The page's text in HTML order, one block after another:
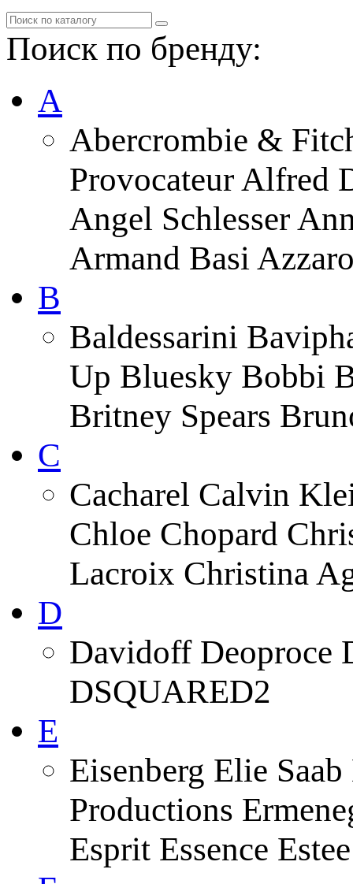
Поиск по бренду:
A
Abercrombie &
Provocateur Alfred
Angel Schlesser
Armand Basi
B
Baldessarini
Up Bluesky Bobbi
Britney Spears
C
Cacharel Calvin
Chloe Chopard
Lacroix Christina
D
Davidoff Deoproce
DSQUARED2
E
Eisenberg Elie
Productions
Esprit Essence